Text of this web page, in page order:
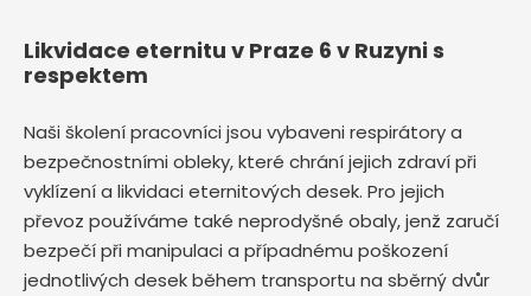
Likvidace eternitu v Praze 6 v Ruzyni s
respektem
Naši školení pracovníci jsou vybaveni respirátory a
bezpečnostními obleky, které chrání jejich zdraví při
vyklízení a likvidaci eternitových desek. Pro jejich
převoz používáme také neprodyšné obaly, jenž zaručí
bezpečí při manipulaci a případnému poškození
jednotlivých desek během transportu na sběrný dvůr